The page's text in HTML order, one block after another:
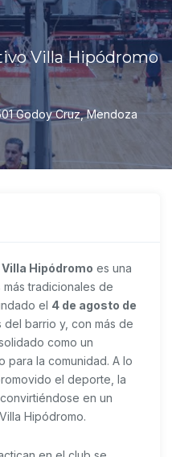
Villa Hipódromo
Godoy Cruz, Mendoza
Hipódromo es una
tradicionales de
el 4 de agosto de
barrio y, con más de
como un
para la comunidad. A lo
el deporte, la
en un
Hipódromo.